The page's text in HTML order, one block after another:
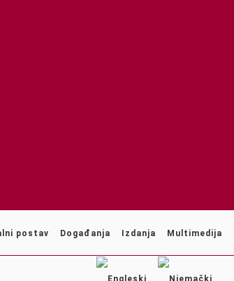
postav Događanja Izdanja Multimedija